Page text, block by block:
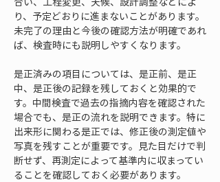
り、予定どおりに進まないことがあります。
未完了の理由と今後の確認方法が明確であれ
ば、検査時にも説明しやすくなります。
是正済みの項目については、是正前、是正
中、是正後の記録を残しておくと効果的で
す。中間検査で過去の指摘内容を確認された
場合でも、是正の流れを説明できます。特に
出来形に関わる是正では、修正後の測定値や
写真を残すことが重要です。見た目だけで判
断せず、再測定によって基準内に収まってい
ることを確認しておく必要があります。